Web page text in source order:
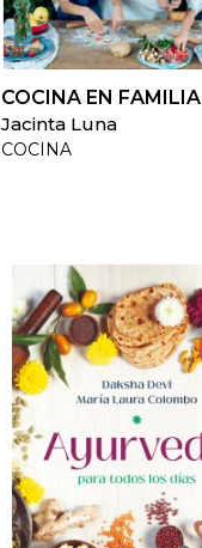
COCINA EN FAMILIA
Jacinta Luna
COCINA